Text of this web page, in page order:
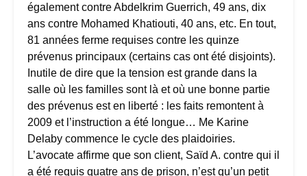
également contre Abdelkrim Guerrich, 49 ans, dix
ans contre Mohamed Khatiouti, 40 ans, etc. En tout,
81 années ferme requises contre les quinze
prévenus principaux (certains cas ont été disjoints).
Inutile de dire que la tension est grande dans la
salle où les familles sont là et où une bonne partie
des prévenus est en liberté : les faits remontent à
2009 et l’instruction a été longue… Me Karine
Delaby commence le cycle des plaidoiries.
L’avocate affirme que son client, Saïd A. contre qui il
a été requis quatre ans de prison, n’est qu’un petit